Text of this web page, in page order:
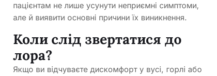
пацієнтам не лише усунути неприємні симптоми,
але й виявити основні причини їх виникнення.
Коли слід звертатися до
лора?
Якщо ви відчуваєте дискомфорт у вусі, горлі або